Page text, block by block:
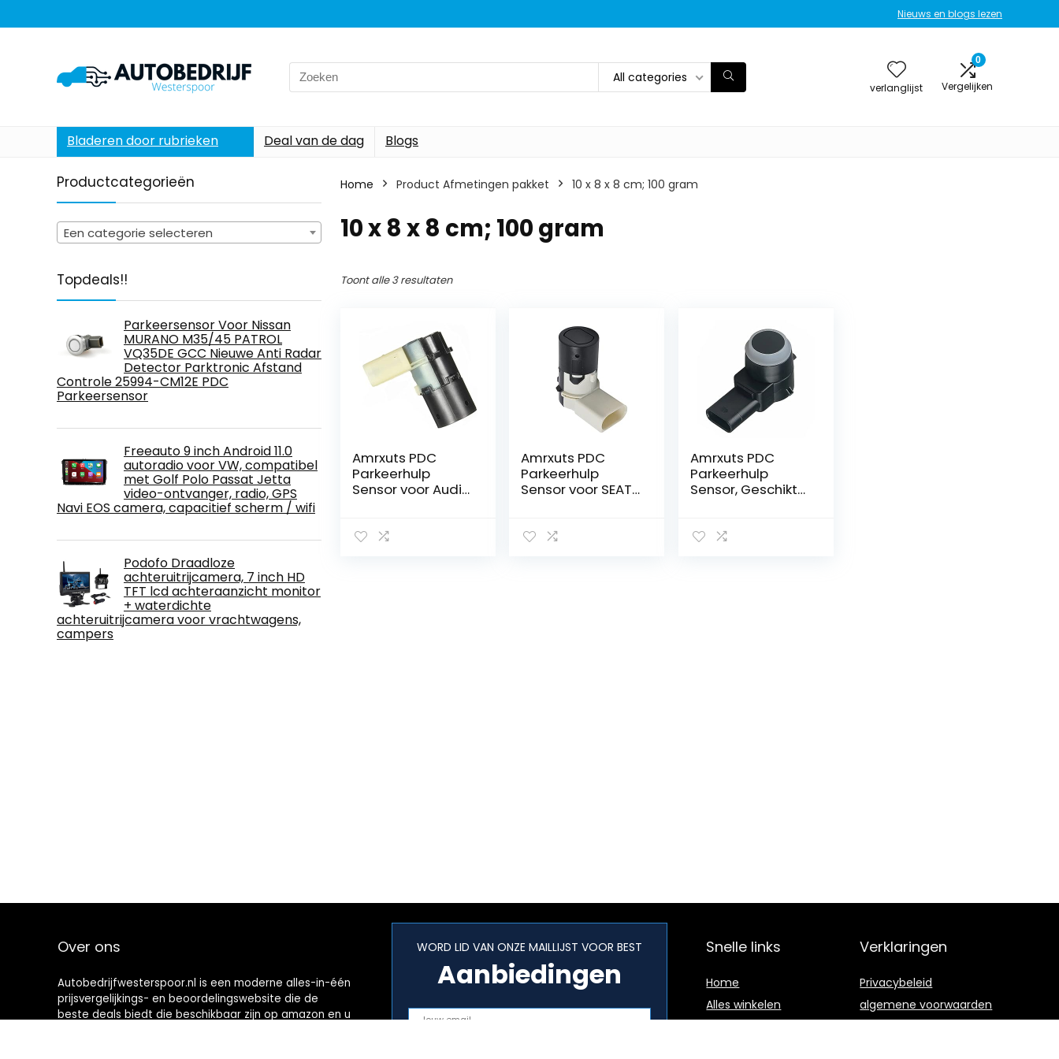
Nieuws en blogs lezen
Search
for:
All categories
verlanglijst
0
Vergelijken
Bladeren door rubrieken Deal van de dag Blogs
Productcategorieën
Een categorie selecteren
Topdeals!!
Parkeersensor Voor Nissan
MURANO M35/45 PATROL
VQ35DE GCC Nieuwe Anti Radar
Detector Parktronic Afstand
Controle 25994-CM12E PDC
Parkeersensor
Freeauto 9 inch Android 11.0
autoradio voor VW, compatibel
met Golf Polo Passat Jetta
video-ontvanger, radio, GPS
Navi EOS camera, capacitief scherm / wifi
Podofo Draadloze
achteruitrijcamera, 7 inch HD
TFT lcd achteraanzicht monitor
+ waterdichte
achteruitrijcamera voor vrachtwagens,
campers
Home Product Afmetingen pakket ‎10 x 8 x 8 cm; 100 gram
‎10 x 8 x 8 cm; 100 gram
Toont alle 3 resultaten
Amrxuts PDC
Parkeerhulp
Sensor voor Audi
Transporter
Amrxuts PDC
Parkeerhulp
Sensor voor SEAT
Amrxuts PDC
Parkeerhulp
Sensor, Geschikt
A207 C207 S212
Over ons
Autobedrijfwesterspoor.nl is een moderne alles-in-één
prijsvergelijkings- en beoordelingswebsite die de
beste deals biedt die beschikbaar zijn op amazon en u
WORD LID VAN ONZE MAILLIJST VOOR BEST
Aanbiedingen
Snelle links
Home
Alles winkelen
Verklaringen
Privacybeleid
algemene voorwaarden